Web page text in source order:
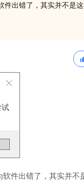
出错了，其实并不是这
试
件出错了，其实并不